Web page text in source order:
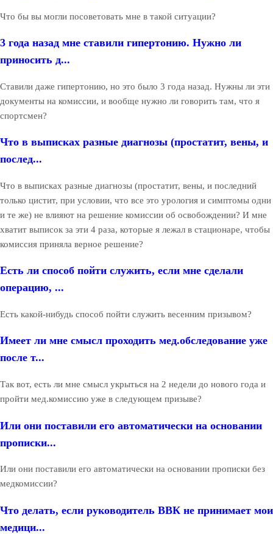
Что бы вы могли посоветовать мне в такой ситуации?
3 года назад мне ставили гипертонию. Нужно ли
приносить д...
Ставили даже гипертонию, но это было 3 года назад. Нужны ли эти
документы на комиссии, и вообще нужно ли говорить там, что я
спортсмен?
Что в выписках разные диагнозы (простатит, вены, и
послед...
Что в выписках разные диагнозы (простатит, вены, и последний
только цистит, при условии, что все это урология и симптомы одни
и те же) не влияют на решение комиссии об освобождении? И мне
хватит выписок за эти 4 раза, которые я лежал в стационаре, чтобы
комиссия приняла верное решение?
Есть ли способ пойти служить, если мне сделали
операцию, ...
Есть какой-нибудь способ пойти служить весенним призывом?
Имеет ли мне смысл проходить мед.обследование уже
после т...
Так вот, есть ли мне смысл укрыться на 2 недели до нового года и
пройти мед.комиссию уже в следующем призыве?
Или они поставили его автоматически на основании
прописки...
Или они поставили его автоматически на основании прописки без
медкомиссии?
Что делать, если руководитель ВВК не принимает мои
медици...